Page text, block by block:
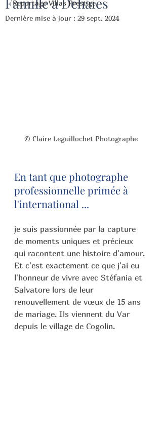
Reportage Villas Prestige
Dernière mise à jour : 29 sept. 2024
© Claire Leguillochet Photographe
En tant que photographe
professionnelle primée à
l'international ...
je suis passionnée par la capture
de moments uniques et précieux
qui racontent une histoire d'amour.
Et c'est exactement ce que j'ai eu
l'honneur de vivre avec Stéfania et
Salvatore lors de leur
renouvellement de vœux de 15 ans
de mariage. Ils viennent du Var
depuis le village de Cogolin.